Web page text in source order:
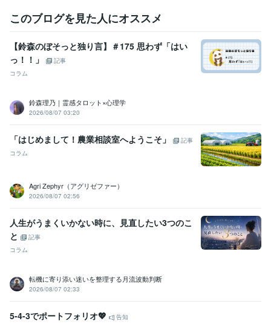
住宅関連 2017年3月 ~ 2018年9月
自動車関連 2016年5月 ~ 2017年12月 2018年2月 ~ 2018年6月 2
018年8月 ~ 2020年5月
建設関連 2020年7月 ~ 2021年2月 2021年5月 ~ 現在
スト オンライン似合う髪型診断アドバイザー
スト ココナラプラチナランクに昇格
資格・検定
インテリアコーディネーター 取得年 : 2010年
宅地建物取引士（旧 宅地建物取引主任者） 取得年 : 2021年
カラーセラピスト 取得年 : 2025年
Excel:10年
得意分野
悩み相談・カウンセリング
学歴
公立高等学校 1986年3月 ~ 1990年2月
このブログを見た人にオススメ
【鈴森のぼそっと独り言】＃175 思わず「はい
っ！！」
記事
コラム
鈴森理乃｜霊感タロット×心理学
2026/08/07 03:20
「はじめまして！農業相談室へようこそ」
記事
コラム
Agri Zephyr（アグリゼファー）
2026/08/07 02:56
人生がうまくいかない時に、見直したい3つのこ
と
記事
コラム
転機に寄り添い迷いを整理する月流波動判断
2026/08/07 02:33
5-4-3でポートフォリオ💖
告知